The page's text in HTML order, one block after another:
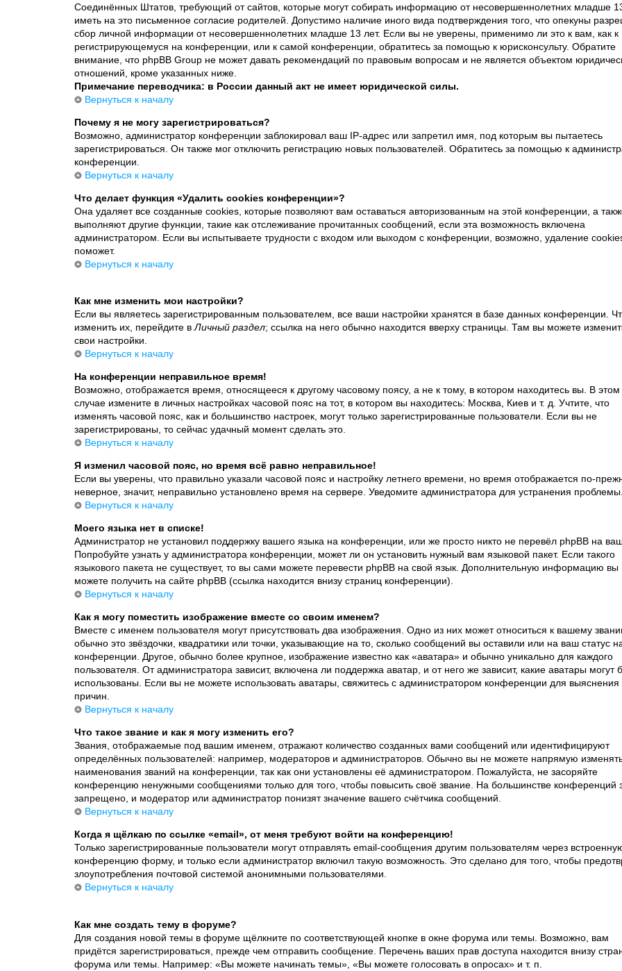
Соединённых Штатов, требующий от сайтов, которые могут собирать информацию от несовершеннолетних младше
иметь на это письменное согласие родителей. Допустимо наличие иного вида подтверждения того, что опекуны
сбор личной информации от несовершеннолетних младше 13 лет. Если вы не уверены, применимо ли это к вам, как к
регистрирующемуся на конференции, или к самой конференции, обратитесь за помощью к юрисконсульту. Обратите
внимание, что phpBB Group не может давать рекомендаций по правовым вопросам и не является объектом
отношений, кроме указанных ниже.
Примечание переводчика: в России данный акт не имеет юридической силы.
Вернуться к началу
Почему я не могу зарегистрироваться?
Возможно, администратор конференции заблокировал ваш IP-адрес или запретил имя, под которым вы пытаетесь
зарегистрироваться. Он также мог отключить регистрацию новых пользователей. Обратитесь за помощью к
конференции.
Вернуться к началу
Что делает функция «Удалить cookies конференции»?
Она удаляет все созданные cookies, которые позволяют вам оставаться авторизованным на этой конференции, а
выполняют другие функции, такие как отслеживание прочитанных сообщений, если эта возможность включена
администратором. Если вы испытываете трудности с входом или выходом с конференции, возможно, удаление
поможет.
Вернуться к началу
Как мне изменить мои настройки?
Если вы являетесь зарегистрированным пользователем, все ваши настройки хранятся в базе данных конференции.
изменить их, перейдите вЛичный раздел; ссылка на него обычно находится вверху страницы. Там вы можете
свои настройки.
Вернуться к началу
На конференции неправильное время!
Возможно, отображается время, относящееся к другому часовому поясу, а не к тому, в котором находитесь вы. В этом
случае измените в личных настройках часовой пояс на тот, в котором вы находитесь: Москва, Киев и т. д. Учтите, что
изменять часовой пояс, как и большинство настроек, могут только зарегистрированные пользователи. Если вы не
зарегистрированы, то сейчас удачный момент сделать это.
Вернуться к началу
Я изменил часовой пояс, но время всё равно неправильное!
Если вы уверены, что правильно указали часовой пояс и настройку летнего времени, но время отображается по-
неверное, значит, неправильно установлено время на сервере. Уведомите администратора для устранения проблемы.
Вернуться к началу
Моего языка нет в списке!
Администратор не установил поддержку вашего языка на конференции, или же просто никто не перевёл phpBB на
Попробуйте узнать у администратора конференции, может ли он установить нужный вам языковой пакет. Если такого
языкового пакета не существует, то вы сами можете перевести phpBB на свой язык. Дополнительную информацию вы
можете получить на сайте phpBB (ссылка находится внизу страниц конференции).
Вернуться к началу
Как я могу поместить изображение вместе со своим именем?
Вместе с именем пользователя могут присутствовать два изображения. Одно из них может относиться к вашему
обычно это звёздочки, квадратики или точки, указывающие на то, сколько сообщений вы оставили или на ваш статус
конференции. Другое, обычно более крупное, изображение известно как «аватара» и обычно уникально для каждого
пользователя. От администратора зависит, включена ли поддержка аватар, и от него же зависит, какие аватары могут
использованы. Если вы не можете использовать аватары, свяжитесь с администратором конференции для выяснения
причин.
Вернуться к началу
Что такое звание и как я могу изменить его?
Звания, отображаемые под вашим именем, отражают количество созданных вами сообщений или идентифицируют
определённых пользователей: например, модераторов и администраторов. Обычно вы не можете напрямую
наименования званий на конференции, так как они установлены её администратором. Пожалуйста, не засоряйте
конференцию ненужными сообщениями только для того, чтобы повысить своё звание. На большинстве конференций
запрещено, и модератор или администратор понизят значение вашего счётчика сообщений.
Вернуться к началу
Когда я щёлкаю по ссылке «email», от меня требуют войти на конференцию!
Только зарегистрированные пользователи могут отправлять email-сообщения другим пользователям через
конференцию форму, и только если администратор включил такую возможность. Это сделано для того, чтобы
злоупотребления почтовой системой анонимными пользователями.
Вернуться к началу
Как мне создать тему в форуме?
Для создания новой темы в форуме щёлкните по соответствующей кнопке в окне форума или темы. Возможно, вам
придётся зарегистрироваться, прежде чем отправить сообщение. Перечень ваших прав доступа находится внизу
форума или темы. Например: «Вы можете начинать темы», «Вы можете голосовать в опросах» и т. п.